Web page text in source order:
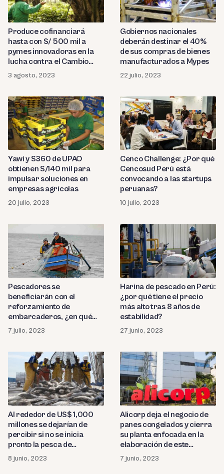
Produce cofinanciará
hasta con S/ 500 mil a
pymes innovadoras en la
lucha contra el Cambio
Climático
3 agosto, 2023
Gobiernos nacionales
deberán destinar el 40%
de sus compras de bienes
manufacturados a Mypes
22 julio, 2023
Yawi y S360 de UPAO
obtienen S/140 mil para
impulsar soluciones en
empresas agrícolas
20 julio, 2023
Cenco Challenge: ¿Por qué
Cencosud Perú está
convocando a las startups
peruanas?
10 julio, 2023
Pescadores se
beneficiarán con el
reforzamiento de
embarcaderos, ¿en qué
regiones invertirá
Produce?
7 julio, 2023
Harina de pescado en Perú:
¿por qué tiene el precio
más alto tras 8 años de
estabilidad?
27 junio, 2023
Al rededor de US$ 1,000
millones se dejarían de
percibir si no se inicia
pronto la pesca de
anchoveta
8 junio, 2023
Alicorp deja el negocio de
panes congelados y cierra
su planta enfocada en la
elaboración de este
producto
7 junio, 2023